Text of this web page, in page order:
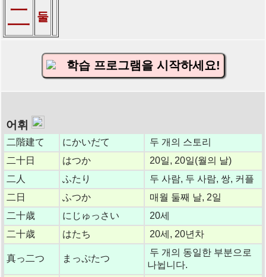
二 둘
학습 프로그램을 시작하세요!
어휘
二階建て にかいだて
두 개의 스토리
二十日
はつか
20일, 20일(월의 날)
二人
ふたり
두 사람, 두 사람, 쌍, 커플
二日
ふつか
매월 둘째 날, 2일
二十歳
にじゅっさい
20세
二十歳
はたち 20세, 20년차
真っ二つ まっぷたつ
두 개의 동일한 부분으로
나뉩니다.